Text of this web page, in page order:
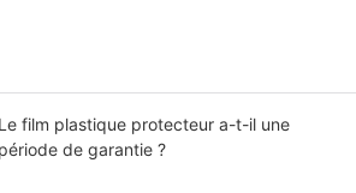
Le film plastique protecteur a-t-il une
période de garantie ?